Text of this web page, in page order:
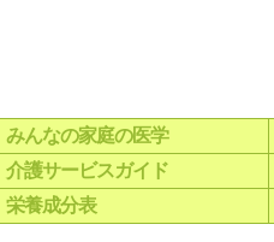
みんなの家庭の医学
介護サービスガイド
栄養成分表